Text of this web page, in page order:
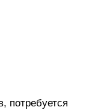
потребуется